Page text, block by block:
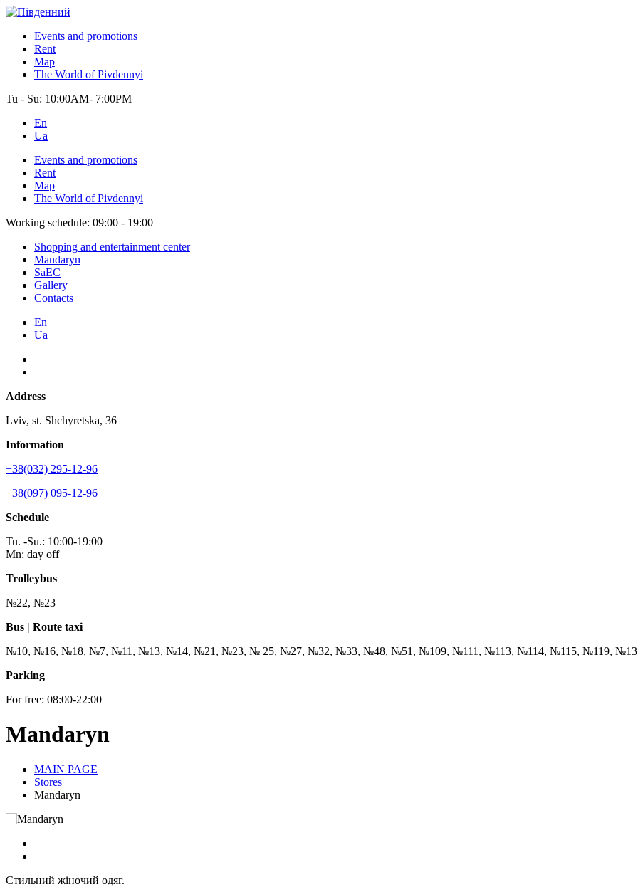
Events and promotions
Rent
Map
The World of Pivdennyi
Tu - Su: 10:00AM- 7:00PM
En
Ua
Events and promotions
Rent
Map
The World of Pivdennyi
Working schedule: 09:00 - 19:00
Shopping and entertainment center
Mandaryn
SaEC
Gallery
Contacts
En
Ua
Address
Lviv, st. Shchyretska, 36
Information
+38(032) 295-12-96
+38(097) 095-12-96
Schedule
Tu. -Su.: 10:00-19:00
Mn: day off
Trolleybus
№22, №23
Bus | Route taxi
№10, №16, №18, №7, №11, №13, №14, №21, №23, № 25, №27, №32, №33, №48, №51, №109, №111, №113, №114, №115, №119,
Parking
For free: 08:00-22:00
Mandaryn
MAIN PAGE
Stores
Mandaryn
Стильний жіночий одяг.